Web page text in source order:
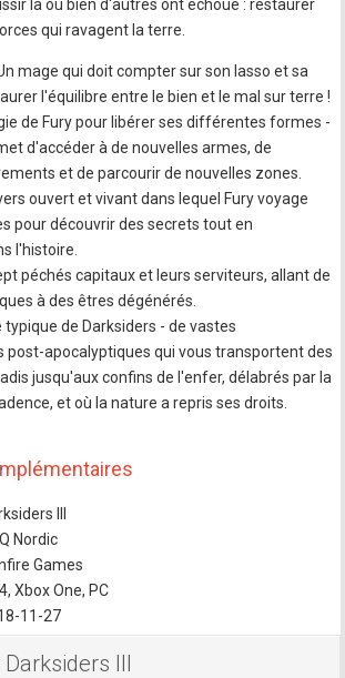
là où bien d'autres ont échoué : restaurer
qui ravagent la terre.
mage qui doit compter sur son lasso et sa
l'équilibre entre le bien et le mal sur terre !
de Fury pour libérer ses différentes formes -
d'accéder à de nouvelles armes, de
et de parcourir de nouvelles zones.
ouvert et vivant dans lequel Fury voyage
pour découvrir des secrets tout en
l'histoire.
péchés capitaux et leurs serviteurs, allant de
à des êtres dégénérés.
de Darksiders - de vastes
post-apocalyptiques qui vous transportent des
jusqu'aux confins de l'enfer, délabrés par la
et où la nature a repris ses droits.
III
Nordic
Games
Xbox One, PC
11-27
III